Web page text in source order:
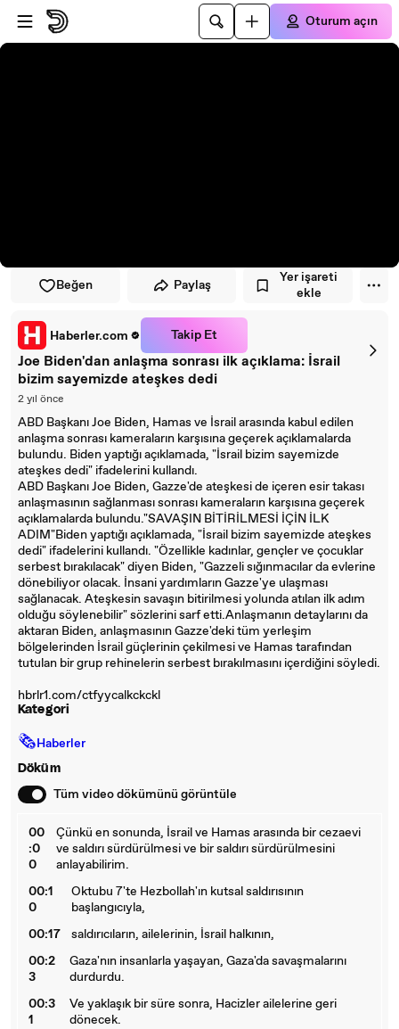
Oynatıcıya atla
Ana içeriğe atla
Oturum açın
Beğen Paylaş
Yer işareti
ekle
Haberler.com Takip Et
Joe Biden'dan anlaşma sonrası ilk açıklama: İsrail
bizim sayemizde ateşkes dedi
2 yıl önce
ABD Başkanı Joe Biden, Hamas ve İsrail arasında kabul edilen
anlaşma sonrası kameraların karşısına geçerek açıklamalarda
bulundu. Biden yaptığı açıklamada, "İsrail bizim sayemizde
ateşkes dedi" ifadelerini kullandı.
ABD Başkanı Joe Biden, Gazze'de ateşkesi de içeren esir takası
anlaşmasının sağlanması sonrası kameraların karşısına geçerek
açıklamalarda bulundu."SAVAŞIN BİTİRİLMESİ İÇİN İLK
ADIM"Biden yaptığı açıklamada, "İsrail bizim sayemizde ateşkes
dedi" ifadelerini kullandı. "Özellikle kadınlar, gençler ve çocuklar
serbest bırakılacak" diyen Biden, "Gazzeli sığınmacılar da evlerine
dönebiliyor olacak. İnsani yardımların Gazze'ye ulaşması
sağlanacak. Ateşkesin savaşın bitirilmesi yolunda atılan ilk adım
olduğu söylenebilir" sözlerini sarf etti.Anlaşmanın detaylarını da
aktaran Biden, anlaşmasının Gazze'deki tüm yerleşim
bölgelerinden İsrail güçlerinin çekilmesi ve Hamas tarafından
tutulan bir grup rehinelerin serbest bırakılmasını içerdiğini söyledi.
hbrlr1.com/ctfyycalkckckl
Kategori
🗞Haberler
Döküm
Tüm video dökümünü görüntüle
00
:0
0
Çünkü en sonunda, İsrail ve Hamas arasında bir cezaevi
ve saldırı sürdürülmesi ve bir saldırı sürdürülmesini
anlayabilirim.
00:1
0
Oktubu 7'te Hezbollah'ın kutsal saldırısının
başlangıcıyla,
00:17
saldırıcıların, ailelerinin, İsrail halkının,
00:2
3
Gaza'nın insanlarla yaşayan, Gaza'da savaşmalarını
durdurdu.
00:3
1
Ve yaklaşık bir süre sonra, Hacizler ailelerine geri
dönecek.